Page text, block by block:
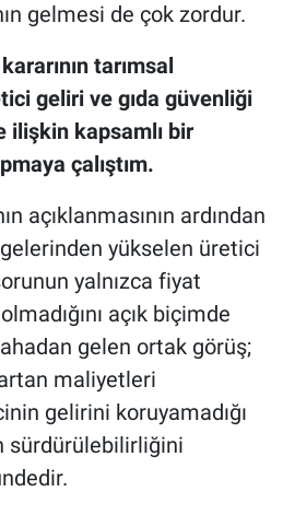
gelmesi de çok zordur.
tarımsal
geliri ve gıda güvenliği
ilişkin kapsamlı bir
çalıştım.
açıklanmasının ardından
yükselen üretici
yalnızca fiyat
açık biçimde
gelen ortak görüş;
maliyetleri
gelirini koruyamadığı
sürdürülebilirliğini